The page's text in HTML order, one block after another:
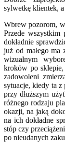
sylwetkę klientek,
Wbrew pozorom,
Przede wszystkim
dokładnie
już od małego ma
wizualnym
kroków po
zadowoleni
sytuacje, kiedy ta z
przy dłuższym
różnego rodzaju
okazji, na jaką
na ich dokładne
stóp czy
po nieudanych